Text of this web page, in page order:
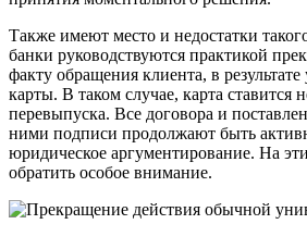
Также имеют место и недостатки
банки руководствуются практикой
факту обращения клиента, в
карты. В таком случае, карта ставится
перевыпуска. Все договора и
ними подписи продолжают быть
юридическое аргументирование. На
обратить особое внимание.